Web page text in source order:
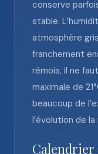
conserve
stable.
atmosphère
franchement
rémois, il ne
maximale de
beaucoup de
l’évolution de
Calendrier